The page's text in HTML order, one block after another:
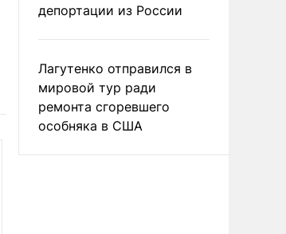
депортации из России
Лагутенко отправился в
мировой тур ради
ремонта сгоревшего
особняка в США